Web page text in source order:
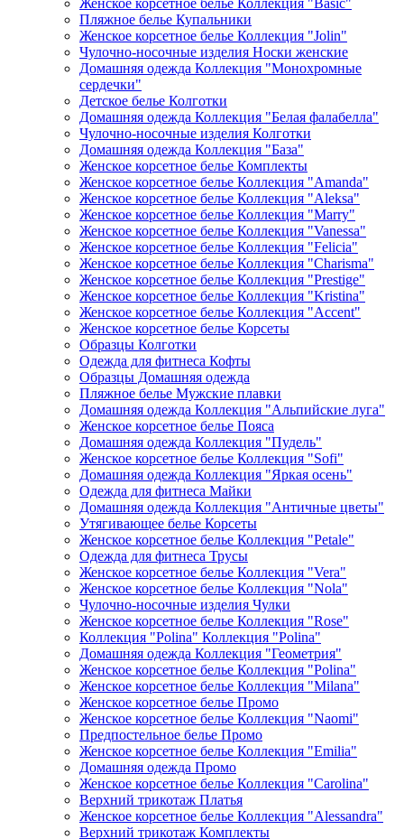
Женское корсетное белье Коллекция "Basic"
Пляжное белье Купальники
Женское корсетное белье Коллекция "Jolin"
Чулочно-носочные изделия Носки женские
Домашняя одежда Коллекция "Монохромные
сердечки"
Детское белье Колготки
Домашняя одежда Коллекция "Белая фалабелла"
Чулочно-носочные изделия Колготки
Домашняя одежда Коллекция "База"
Женское корсетное белье Комплекты
Женское корсетное белье Коллекция "Amanda"
Женское корсетное белье Коллекция "Aleksa"
Женское корсетное белье Коллекция "Marry"
Женское корсетное белье Коллекция "Vanessa"
Женское корсетное белье Коллекция "Felicia"
Женское корсетное белье Коллекция "Charisma"
Женское корсетное белье Коллекция "Prestige"
Женское корсетное белье Коллекция "Kristina"
Женское корсетное белье Коллекция "Accent"
Женское корсетное белье Корсеты
Образцы Колготки
Одежда для фитнеса Кофты
Образцы Домашняя одежда
Пляжное белье Мужские плавки
Домашняя одежда Коллекция "Альпийские луга"
Женское корсетное белье Пояса
Домашняя одежда Коллекция "Пудель"
Женское корсетное белье Коллекция "Sofi"
Домашняя одежда Коллекция "Яркая осень"
Одежда для фитнеса Майки
Домашняя одежда Коллекция "Античные цветы"
Утягивающее белье Корсеты
Женское корсетное белье Коллекция "Petale"
Одежда для фитнеса Трусы
Женское корсетное белье Коллекция "Vera"
Женское корсетное белье Коллекция "Nola"
Чулочно-носочные изделия Чулки
Женское корсетное белье Коллекция "Rose"
Коллекция "Polina" Коллекция "Polina"
Домашняя одежда Коллекция "Геометрия"
Женское корсетное белье Коллекция "Polina"
Женское корсетное белье Коллекция "Milana"
Женское корсетное белье Промо
Женское корсетное белье Коллекция "Naomi"
Предпостельное белье Промо
Женское корсетное белье Коллекция "Emilia"
Домашняя одежда Промо
Женское корсетное белье Коллекция "Carolina"
Верхний трикотаж Платья
Женское корсетное белье Коллекция "Alessandra"
Верхний трикотаж Комплекты